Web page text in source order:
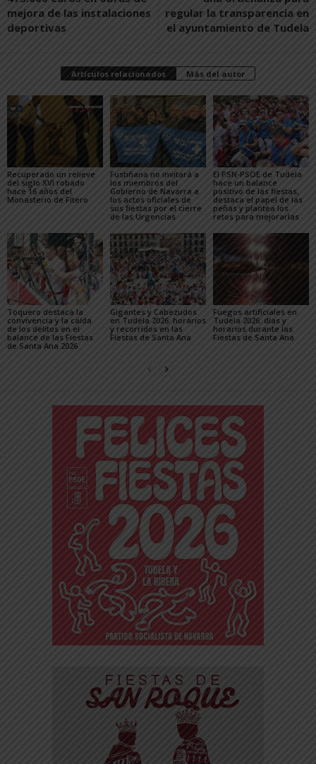
mejora de las instalaciones
deportivas
regular la transparencia en
el ayuntamiento de Tudela
Artículos relacionados Más del autor
Recuperado un relieve
del siglo XVI robado
hace 16 años del
Monasterio de Fitero
Fustiñana no invitará a
los miembros del
Gobierno de Navarra a
los actos oficiales de
sus fiestas por el cierre
de las Urgencias
El PSN-PSOE de Tudela
hace un balance
positivo de las fiestas,
destaca el papel de las
peñas y plantea los
retos para mejorarlas
Toquero destaca la
convivencia y la caída
de los delitos en el
balance de las Fiestas
de Santa Ana 2026
Gigantes y Cabezudos
en Tudela 2026: horarios
y recorridos en las
Fiestas de Santa Ana
Fuegos artificiales en
Tudela 2026: días y
horarios durante las
Fiestas de Santa Ana